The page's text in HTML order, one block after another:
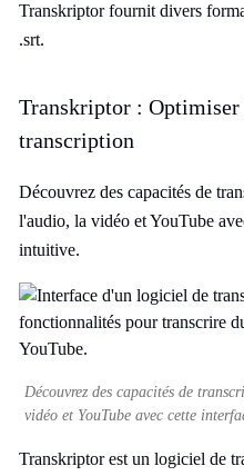
Transkriptor fournit divers
.srt.
Transkriptor : Optimiser
transcription
Découvrez des capacités de
l'audio, la vidéo et YouTube
intuitive.
Découvrez des capacités de
vidéo et YouTube avec cette
Transkriptor est un logiciel de